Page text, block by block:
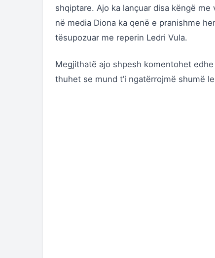
shqiptare. Ajo ka lançuar disa këngë
në media Diona ka qenë e pranishme
tësupozuar me reperin Ledri Vula.
Megjithatë ajo shpesh komentohet
thuhet se mund t’i ngatërrojmë shumë